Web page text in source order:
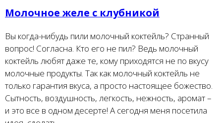
Молочное желе с клубникой
Вы когда-нибудь пили молочный коктейль? Странный
вопрос! Согласна. Кто его не пил? Ведь молочный
коктейль любят даже те, кому приходятся не по вкусу
молочные продукты. Так как молочный коктейль не
только гарантия вкуса, а просто настоящее божество.
Сытность, воздушность, легкость, нежность, аромат –
и это все в одном десерте! А сегодня меня посетила